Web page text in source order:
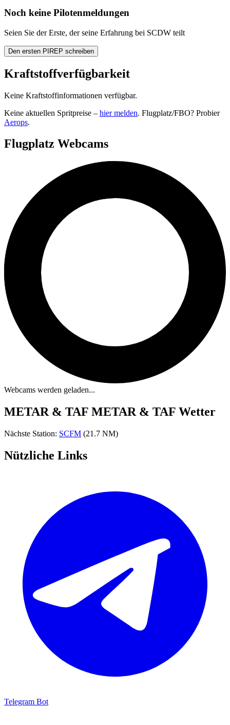
Noch keine Pilotenmeldungen
Seien Sie der Erste, der seine Erfahrung bei SCDW teilt
Den ersten PIREP schreiben
Kraftstoffverfügbarkeit
Keine Kraftstoffinformationen verfügbar.
Keine aktuellen Spritpreise – hier melden. Flugplatz/FBO? Probier
Aerops.
Flugplatz Webcams
Webcams werden geladen...
METAR & TAF METAR & TAF Wetter
Nächste Station: SCFM (21.7 NM)
Nützliche Links
Telegram Bot